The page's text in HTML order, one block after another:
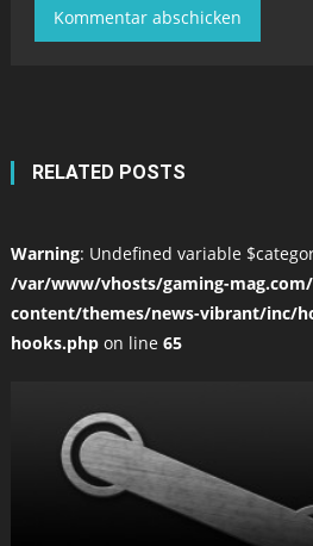
RELATED POSTS
Warning: Undefined variable
/var/www/vhosts/gaming-
content/themes/news-vibrant/inc/
hooks.phpon line 65